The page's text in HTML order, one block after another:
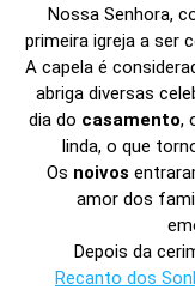
Nossa Senhora,
primeira igreja a ser
A capela é
abriga diversas
dia do casamento,
linda, o que
Os noivos
amor dos
Depois da
Recanto dos